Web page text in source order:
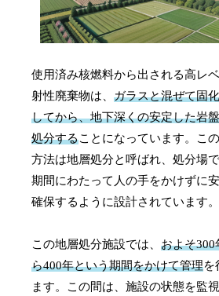
使用済み核燃料から出される高レ
射性廃棄物は、ガラスと混ぜて固
してから、地下深くの安定した岩
処分することになっています。こ
方法は地層処分と呼ばれ、処分場
期間にわたって人の手をかけずに
確保するように設計されています。
この地層処分施設では、およそ300
ら400年という期間をかけて管理を
ます。この間は、施設の状態を監